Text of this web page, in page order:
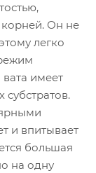
Он не
легко
имеет
субстратов.
и впитывает
большая
на одну